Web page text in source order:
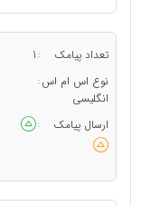
تعداد پیامک :
1
نوع اس ام اس :
انگلیسی
ارسال پیامک
: